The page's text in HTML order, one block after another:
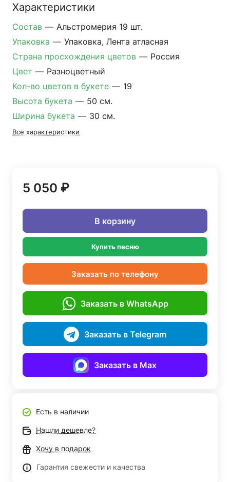
Характеристики
Состав — Альстромерия 19 шт.
Упаковка — Упаковка, Лента атласная
Страна просхождения цветов — Россия
Цвет — Разноцветный
Кол-во цветов в букете — 19
Высота букета — 50 см.
Ширина букета — 30 см.
Все характеристики
5 050 ₽
В корзину
Купить песню
Заказать по телефону
Заказать в WhatsApp
Заказать в Telegram
Заказать в Max
Есть в наличии
Нашли дешевле?
Хочу в подарок
Гарантия свежести и качества